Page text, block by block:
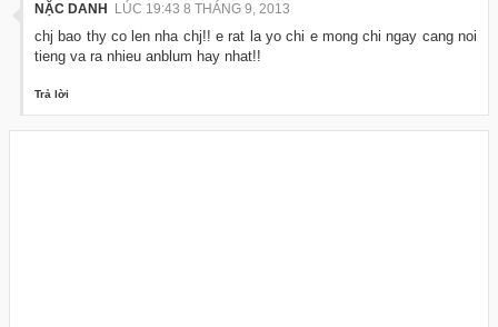
NẶC DANH LÚC 19:43 8 THÁNG 9, 2013
chj bao thy co len nha chj!! e rat la yo chi e mong chi ngay cang noi
tieng va ra nhieu anblum hay nhat!!
Trả lời